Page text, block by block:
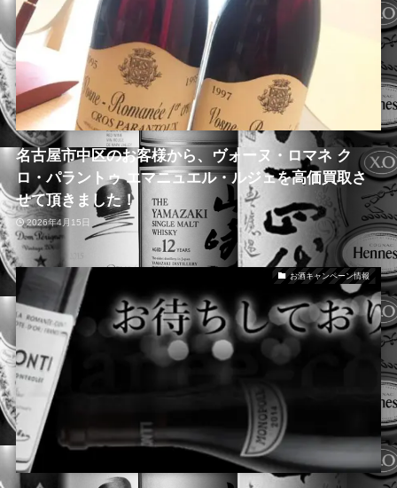
名古屋市中区のお客様から、ヴォーヌ・ロマネ ク
ロ・パラントゥ エマニュエル・ルジェを高価買取さ
せて頂きました！
2026年4月15日
お酒キャンペーン情報